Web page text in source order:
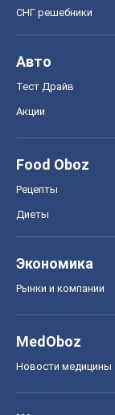
СНГ решебники
Авто
Тест Драйв
Акции
Food Oboz
Рецепты
Диеты
Экономика
Рынки и компании
MedOboz
Новости медицины